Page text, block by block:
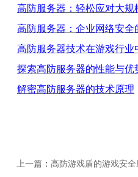
高防服务器：轻松应对大规
高防服务器：企业网络安全
高防服务器技术在游戏行业
探索高防服务器的性能与优
解密高防服务器的技术原理
上一篇 ： 高防游戏盾的游戏安